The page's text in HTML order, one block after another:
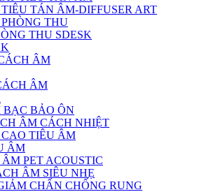
TÁN ÂM-DIFFUSER ART
THU
THU SDESK
ÂM
ÂM
BẢO ÔN
ÂM CÁCH NHIỆT
TIÊU ÂM
ÂM
PET ACOUSTIC
ÂM SIÊU NHẸ
CHẤN CHỐNG RUNG